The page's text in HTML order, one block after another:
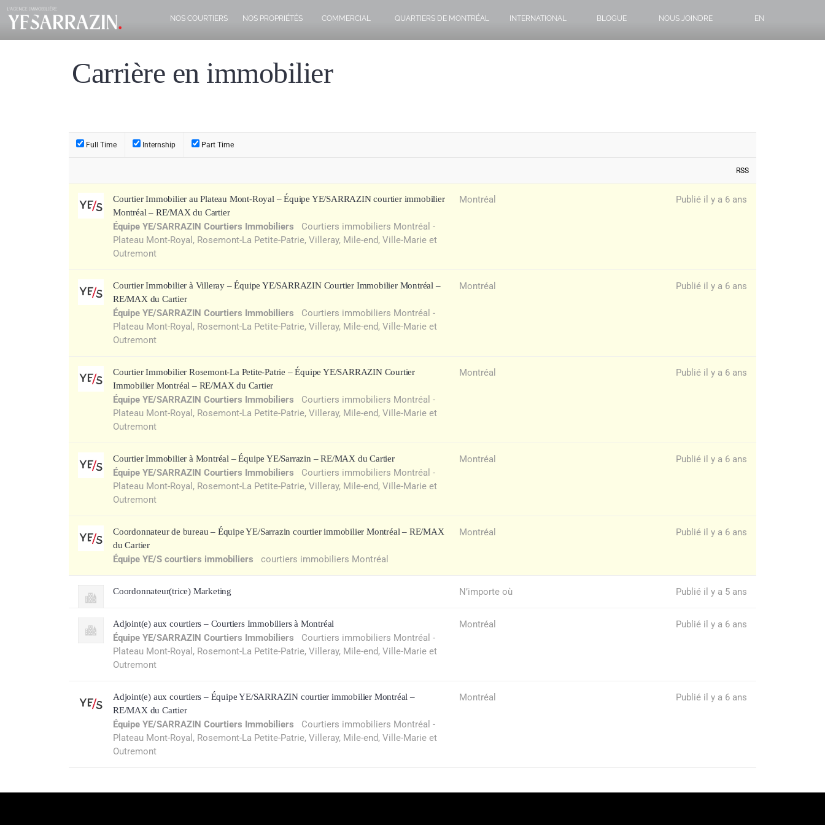
NOS COURTIERS NOS PROPRIÉTÉS COMMERCIAL QUARTIERS DE MONTRÉAL INTERNATIONAL BLOGUE NOUS JOINDRE EN
Carrière en immobilier
Full Time Internship Part Time
RSS
Courtier Immobilier au Plateau Mont-Royal – Équipe YE/SARRAZIN courtier immobilier
Montréal – RE/MAX du Cartier
Équipe YE/SARRAZIN Courtiers Immobiliers
Courtiers immobiliers Montréal -
Plateau Mont-Royal, Rosemont-La Petite-Patrie, Villeray, Mile-end, Ville-Marie et
Outremont
Montréal Publié il y a 6 ans
Courtier Immobilier à Villeray – Équipe YE/SARRAZIN Courtier Immobilier Montréal –
RE/MAX du Cartier
Équipe YE/SARRAZIN Courtiers Immobiliers
Courtiers immobiliers Montréal -
Plateau Mont-Royal, Rosemont-La Petite-Patrie, Villeray, Mile-end, Ville-Marie et
Outremont
Montréal Publié il y a 6 ans
Courtier Immobilier Rosemont-La Petite-Patrie – Équipe YE/SARRAZIN Courtier
Immobilier Montréal – RE/MAX du Cartier
Équipe YE/SARRAZIN Courtiers Immobiliers
Courtiers immobiliers Montréal -
Plateau Mont-Royal, Rosemont-La Petite-Patrie, Villeray, Mile-end, Ville-Marie et
Outremont
Montréal Publié il y a 6 ans
Courtier Immobilier à Montréal – Équipe YE/Sarrazin – RE/MAX du Cartier
Équipe YE/SARRAZIN Courtiers Immobiliers
Courtiers immobiliers Montréal -
Plateau Mont-Royal, Rosemont-La Petite-Patrie, Villeray, Mile-end, Ville-Marie et
Outremont
Montréal Publié il y a 6 ans
Coordonnateur de bureau – Équipe YE/Sarrazin courtier immobilier Montréal – RE/MAX
du Cartier
Équipe YE/S courtiers immobiliers courtiers immobiliers Montréal
Montréal Publié il y a 6 ans
Coordonnateur(trice) Marketing N’importe où Publié il y a 5 ans
Adjoint(e) aux courtiers – Courtiers Immobiliers à Montréal
Équipe YE/SARRAZIN Courtiers Immobiliers
Courtiers immobiliers Montréal -
Plateau Mont-Royal, Rosemont-La Petite-Patrie, Villeray, Mile-end, Ville-Marie et
Outremont
Montréal Publié il y a 6 ans
Adjoint(e) aux courtiers – Équipe YE/SARRAZIN courtier immobilier Montréal –
RE/MAX du Cartier
Équipe YE/SARRAZIN Courtiers Immobiliers
Courtiers immobiliers Montréal -
Plateau Mont-Royal, Rosemont-La Petite-Patrie, Villeray, Mile-end, Ville-Marie et
Outremont
Montréal Publié il y a 6 ans